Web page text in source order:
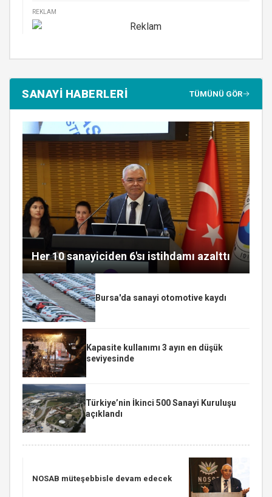
REKLAM
SANAYİ HABERLERİ TÜMÜNÜ GÖR
Her 10 sanayiciden 6'sı istihdamı azalttı
Bursa'da sanayi otomotive kaydı
Kapasite kullanımı 3 ayın en düşük
seviyesinde
Türkiye’nin İkinci 500 Sanayi Kuruluşu
açıklandı
NOSAB müteşebbisle devam edecek